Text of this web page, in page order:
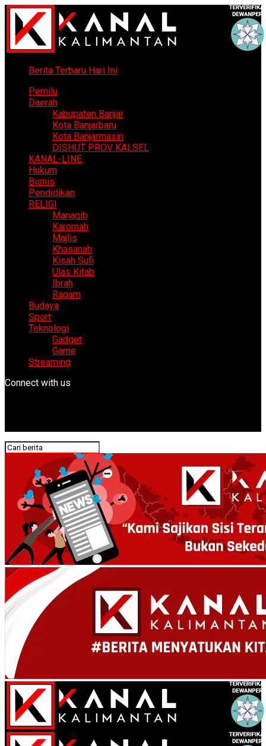
Berita Terbaru Hari Ini
Pemilu
Daerah
Kabupaten Banjar
Kota Banjarbaru
Kota Banjarmasin
DISHUT PROV KALSEL
KANAL-LINE
Hukum
Bisnis
Pendidikan
RELIGI
Manaqib
Karomah
Majlis
Khasanah
Kisah Sufi
Ulas Kitab
Ibrah
Ragam
Budaya
Sport
Teknologi
Gadget
Game
Streaming
Connect with us